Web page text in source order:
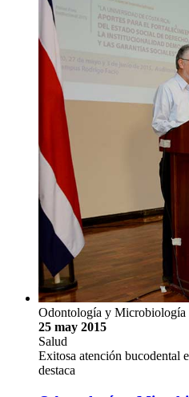
Odontología y Microbiología
25 may 2015
Salud
Exitosa atención bucodental
destaca